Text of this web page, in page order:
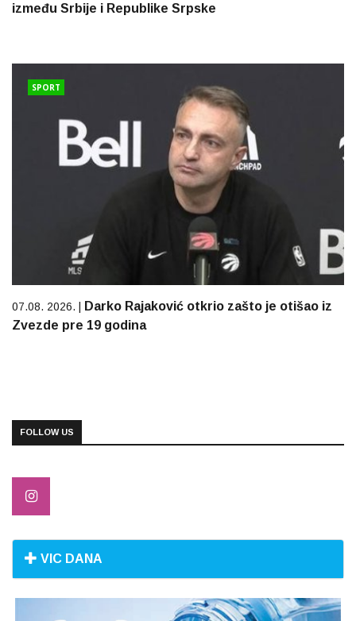
između Srbije i Republike Srpske
SPORT
07.08. 2026. |
Darko Rajaković otkrio zašto je otišao iz
Zvezde pre 19 godina
FOLLOW US
VIC DANA